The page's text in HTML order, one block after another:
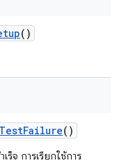
()
TestFailure()
ร็จ การเรียกใช้การ